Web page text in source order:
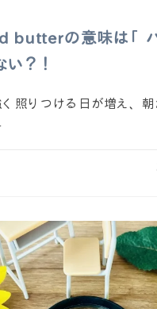
butterの意味は「
？！
照りつける日が増え、朝